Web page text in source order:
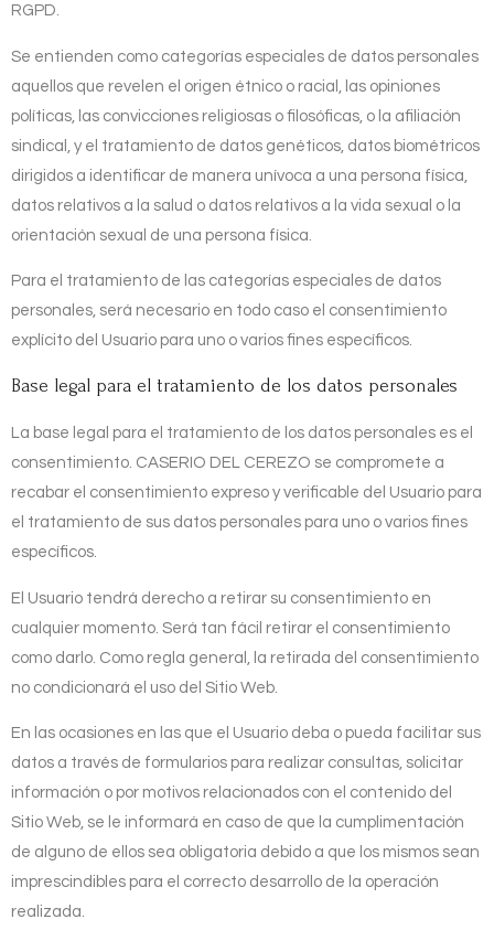
RGPD.
Se entienden como categorías especiales de datos personales
aquellos que revelen el origen étnico o racial, las opiniones
políticas, las convicciones religiosas o filosóficas, o la afiliación
sindical, y el tratamiento de datos genéticos, datos biométricos
dirigidos a identificar de manera unívoca a una persona física,
datos relativos a la salud o datos relativos a la vida sexual o la
orientación sexual de una persona física.
Para el tratamiento de las categorías especiales de datos
personales, será necesario en todo caso el consentimiento
explícito del Usuario para uno o varios fines específicos.
Base legal para el tratamiento de los datos personales
La base legal para el tratamiento de los datos personales es el
consentimiento. CASERIO DEL CEREZO se compromete a
recabar el consentimiento expreso y verificable del Usuario para
el tratamiento de sus datos personales para uno o varios fines
específicos.
El Usuario tendrá derecho a retirar su consentimiento en
cualquier momento. Será tan fácil retirar el consentimiento
como darlo. Como regla general, la retirada del consentimiento
no condicionará el uso del Sitio Web.
En las ocasiones en las que el Usuario deba o pueda facilitar sus
datos a través de formularios para realizar consultas, solicitar
información o por motivos relacionados con el contenido del
Sitio Web, se le informará en caso de que la cumplimentación
de alguno de ellos sea obligatoria debido a que los mismos sean
imprescindibles para el correcto desarrollo de la operación
realizada.